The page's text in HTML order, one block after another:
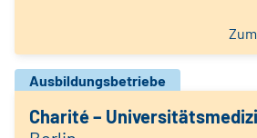
Ausbildungsbetriebe
Charité –